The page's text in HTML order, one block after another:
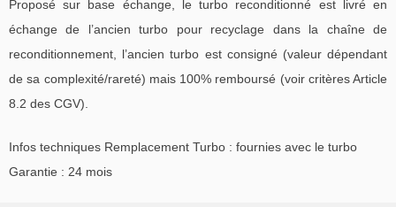
Proposé sur base échange, le turbo reconditionné est livré en
échange de l’ancien turbo pour recyclage dans la chaîne de
reconditionnement, l’ancien turbo est consigné (valeur dépendant
de sa complexité/rareté) mais 100% remboursé (voir critères Article
8.2 des CGV).
Infos techniques Remplacement Turbo : fournies avec le turbo
Garantie : 24 mois